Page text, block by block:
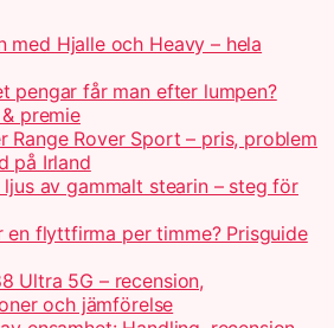
med Hjalle och Heavy – hela
pengar får man efter lumpen?
premie
Range Rover Sport – pris, problem
på Irland
ljus av gammalt stearin – steg för
en flyttfirma per timme? Prisguide
Ultra 5G – recension,
och jämförelse